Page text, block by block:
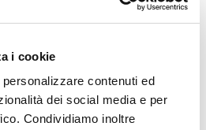
i cookie
contenuti ed
dei social media e per
Condividiamo inoltre